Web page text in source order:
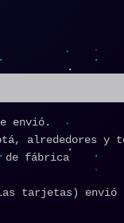
envió.
alrededores y
de fábrica
tarjetas) envió